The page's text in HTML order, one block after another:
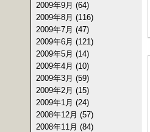
2009年9月 (64)
2009年8月 (116)
2009年7月 (47)
2009年6月 (121)
2009年5月 (14)
2009年4月 (10)
2009年3月 (59)
2009年2月 (15)
2009年1月 (24)
2008年12月 (57)
2008年11月 (84)